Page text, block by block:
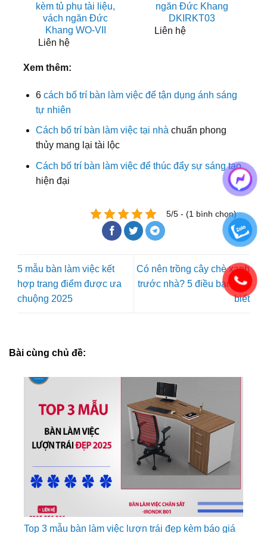
kèm tủ phụ tài liệu,
vách ngăn Đức
Khang WO-VII
Liên hệ
ngăn Đức Khang
DKIRKT03
Liên hệ
Xem thêm:
6 cách bố trí bàn làm việc để tận dụng ánh sáng
tự nhiên
Cách bố trí bàn làm việc tại nhà chuẩn phong
thủy mang lại tài lộc
Cách bố trí bàn làm việc để thúc đẩy sự sáng tạo
hiện đại
5/5 - (1 bình chọn)
5 mẫu bàn làm việc kết
hợp trang điểm được ưa
chuộng 2025
Có nên trồng cây chè xanh
trước nhà? 5 điều bạn cần
biết
Bài cùng chủ đề:
Top 3 mẫu bàn làm việc lượn trái đẹp kèm báo giá